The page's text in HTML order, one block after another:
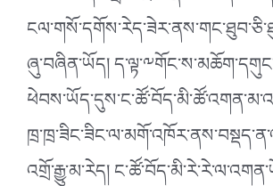
ཞུ་བཞིན་ཡོད།
འགྲོ་རྒྱུ་མ་རེད།